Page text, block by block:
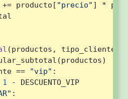
producto[
"precio" ] *
(productos, tipo_cliente,
== "vip" :
1
- DESCUENTO_VIP
: